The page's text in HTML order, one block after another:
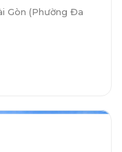
Gòn (Phường Đa